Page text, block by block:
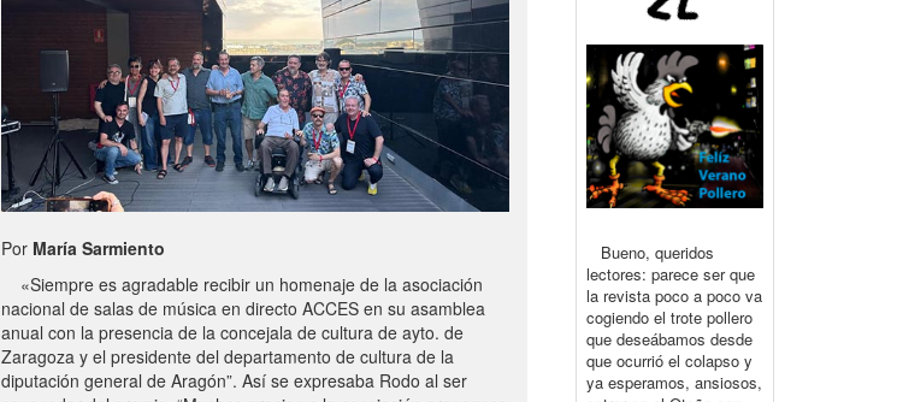
Por María Sarmiento
«Siempre es agradable recibir un homenaje de la asociación
nacional de salas de música en directo ACCES en su asamblea
anual con la presencia de la concejala de cultura de ayto. de
Zaragoza y el presidente del departamento de cultura de la
diputación general de Aragón”. Así se expresaba Rodo al ser
Bueno, queridos
lectores: parece ser que
la revista poco a poco va
cogiendo el trote pollero
que deseábamos desde
que ocurrió el colapso y
ya esperamos, ansiosos,